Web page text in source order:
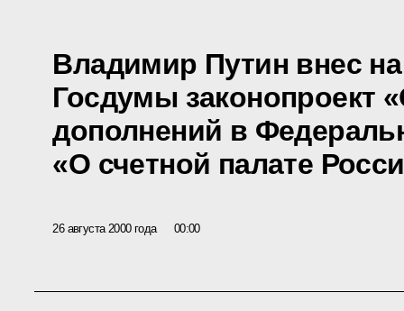
Владимир Путин внес
Госдумы законопроект
дополнений в
«О счетной палате
26 августа 2000 года 00:00